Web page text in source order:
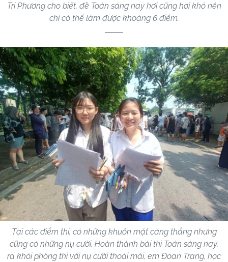
Tri Phương cho biết, đề Toán sáng nay hơi cũng hơi khó nên
chỉ có thể làm được khoảng 6 điểm.
Tại các điểm thi, có những khuôn mặt căng thẳng nhưng
cũng có những nụ cười. Hoàn thành bài thi Toán sáng nay,
ra khỏi phòng thi với nụ cười thoải mái, em Đoan Trang, học